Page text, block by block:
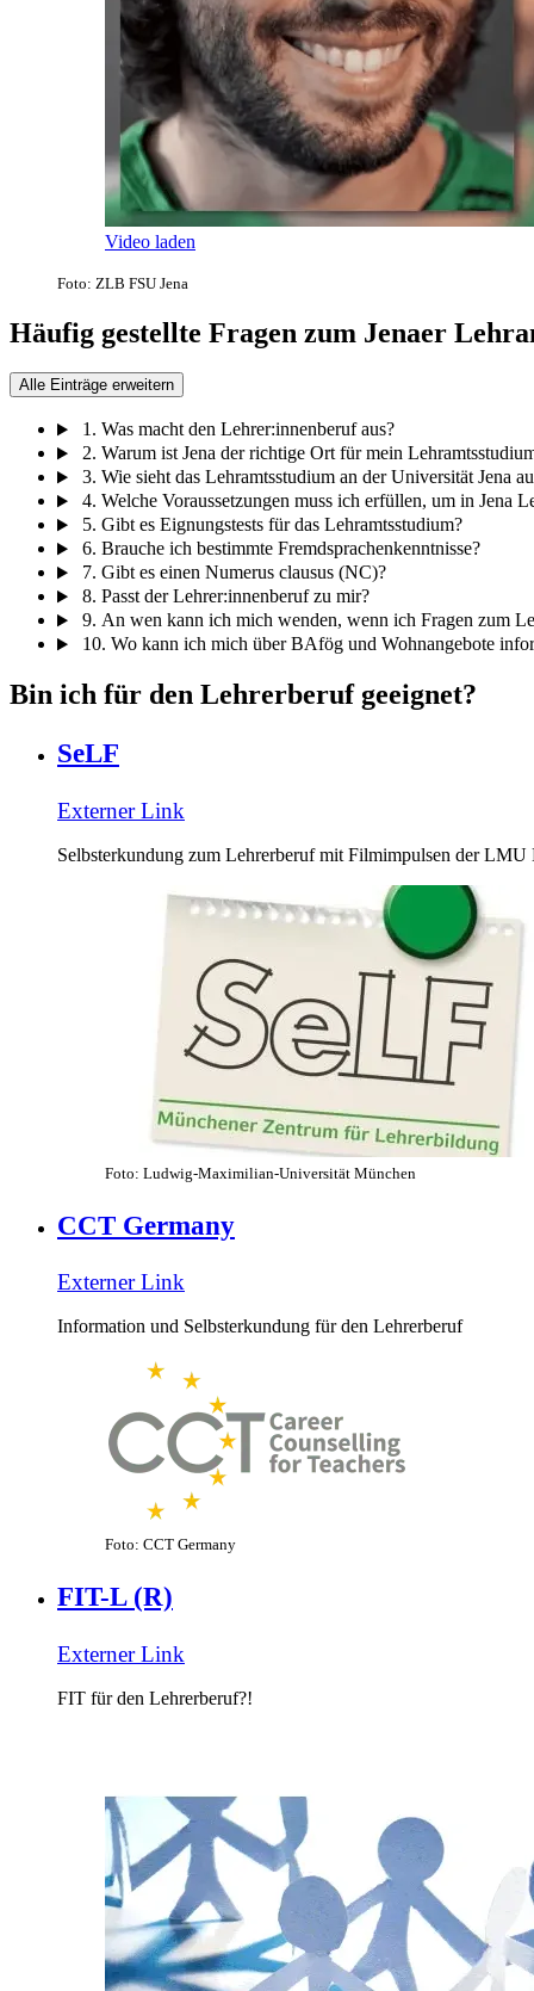
Video laden
Foto: ZLB FSU Jena
Häufig gestellte Fragen zum Jenaer
Alle Einträge erweitern
1. Was macht den Lehrer:innenberuf aus?
2. Warum ist Jena der richtige Ort für mein
3. Wie sieht das Lehramtsstudium an der Universität Jena
4. Welche Voraussetzungen muss ich erfüllen, um in Jena
5. Gibt es Eignungstests für das Lehramtsstudium?
6. Brauche ich bestimmte Fremdsprachenkenntnisse?
7. Gibt es einen Numerus clausus (NC)?
8. Passt der Lehrer:innenberuf zu mir?
9. An wen kann ich mich wenden, wenn ich Fragen zum
10. Wo kann ich mich über BAfög und Wohnangebote
Bin ich für den Lehrerberuf geeignet?
SeLF
Externer Link
Selbsterkundung zum Lehrerberuf mit Filmimpulsen der LMU
Foto: Ludwig-Maximilian-Universität München
CCT Germany
Externer Link
Information und Selbsterkundung für den Lehrerberuf
Foto: CCT Germany
FIT-L (R)
Externer Link
FIT für den Lehrerberuf?!